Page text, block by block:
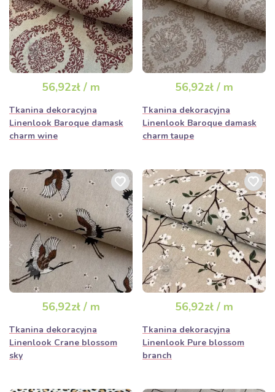
56,92zł / m
Tkanina dekoracyjna
Linenlook Baroque damask
charm wine
56,92zł / m
Tkanina dekoracyjna
Linenlook Baroque damask
charm taupe
56,92zł / m
Tkanina dekoracyjna
Linenlook Crane blossom
sky
56,92zł / m
Tkanina dekoracyjna
Linenlook Pure blossom
branch